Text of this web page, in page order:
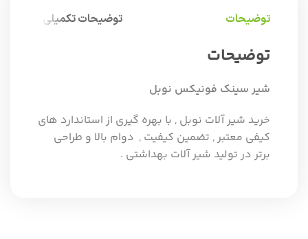
توضیحات توضیحات تکمیلی
توضیحات
شیر سینک فونیکس نوبل
خرید شیر آلات نوبل , با بهره گیری از استاندارد های
کیفی معتبر , تضمین کیفیت , دوام بالا و طراحی
برتر در تولید شیر آلات بهداشتی .